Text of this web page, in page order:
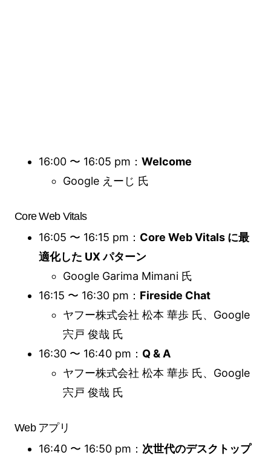
16:00 〜 16:05 pm： Welcome
Google えーじ 氏
Core Web Vitals
16:05 〜 16:15 pm： Core Web Vitals に最
適化した UX パターン
Google Garima Mimani 氏
16:15 〜 16:30 pm： Fireside Chat
ヤフー株式会社 松本 華歩 氏、Google
宍戸 俊哉 氏
16:30 〜 16:40 pm： Q & A
ヤフー株式会社 松本 華歩 氏、Google
宍戸 俊哉 氏
Web アプリ
16:40 〜 16:50 pm： 次世代のデスクトップ